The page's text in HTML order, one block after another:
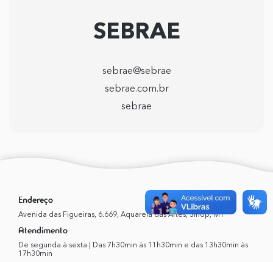
SEBRAE
sebrae@sebrae
sebrae.com.br
sebrae
Endereço
Avenida das Figueiras, 6.669, Aquarela das Artes, Sinop, MT
Atendimento
De segunda à sexta | Das 7h30min às 11h30min e das 13h30min às
17h30min